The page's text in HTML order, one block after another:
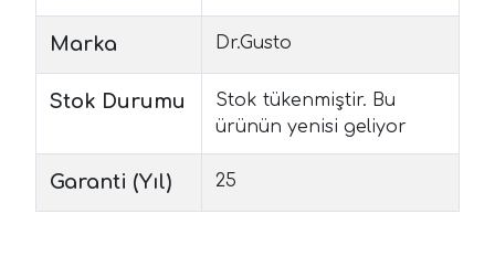
Marka Dr.Gusto
Stok Durumu
Stok tükenmiştir. Bu
ürünün yenisi geliyor
Garanti (Yıl) 25